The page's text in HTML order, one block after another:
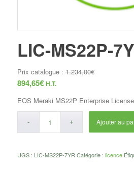
LIC-MS22P-
Prix catalogue :1.234,00€
894,65€ H.T.
EOS Meraki MS22P Enterprise
Ajouter au
UGS : LIC-MS22P-7YR Catégorie : licence